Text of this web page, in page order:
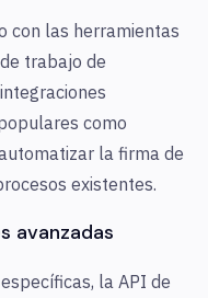
con las herramientas
trabajo de
como
la firma de
existentes.
avanzadas
la API de